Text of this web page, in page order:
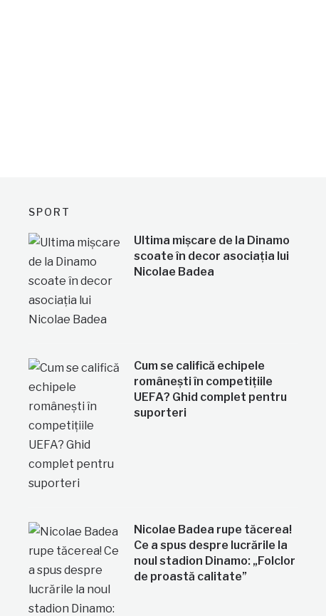
SPORT
Ultima mișcare de la Dinamo
scoate în decor asociația lui
Nicolae Badea
Cum se califică echipele
românești în competițiile
UEFA? Ghid complet pentru
suporteri
Nicolae Badea rupe tăcerea!
Ce a spus despre lucrările la
noul stadion Dinamo: „Folclor
de proastă calitate”